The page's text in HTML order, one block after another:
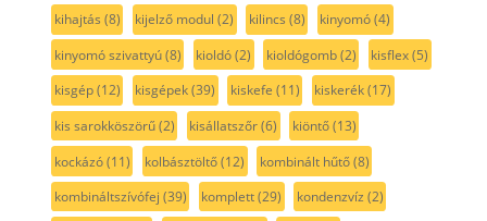
kihajtás (8) kijelző modul (2) kilincs (8) kinyomó(4)
kinyomó szivattyú(8) kioldó(2) kioldógomb(2) kisflex(5)
kisgép(12) kisgépek(39) kiskefe (11) kiskerék(17)
kis sarokköszörű(2) kisállatszőr(6) kiöntő(13)
kockázó(11) kolbásztöltő(12) kombinált hűtő(8)
kombináltszívófej (39) komplett(29) kondenzvíz (2)